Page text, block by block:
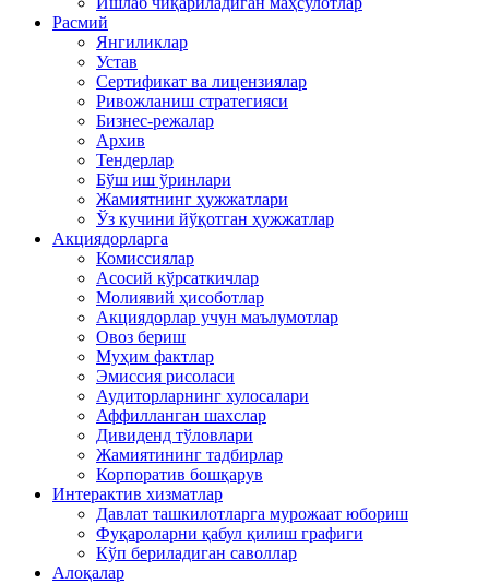
Расмий
Янгиликлар
Устав
Сертификат ва лицензиялар
Ривожланиш стратегияси
Бизнес-режалар
Архив
Тендерлар
Бўш иш ўринлари
Жамиятнинг ҳужжатлари
Ўз кучини йўқотган ҳужжатлар
Акциядорларга
Комиссиялар
Асосий кўрсаткичлар
Молиявий ҳисоботлар
Акциядорлар учун маълумотлар
Овоз бериш
Муҳим фактлар
Эмиссия рисоласи
Аудиторларнинг хулосалари
Аффилланган шахслар
Дивиденд тўловлари
Жамиятининг тадбирлар
Корпоратив бошқарув
Интерактив хизматлар
Давлат ташкилотларга мурожаат юбориш
Фуқароларни қабул қилиш графиги
Кўп бериладиган саволлар
Алоқалар